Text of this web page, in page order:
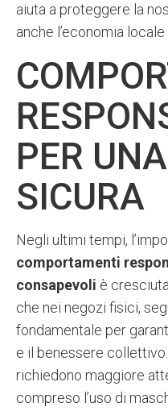
aiuta a proteggere la
anche l’economia
PER
SICURA
Negli ultimi tempi,
comportamenti
consapevoli è
che nei negozi fisici,
fondamentale per
e il benessere
richiedono maggiore
compreso l’uso di